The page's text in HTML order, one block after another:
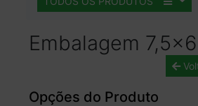
Embalagem
Opções do Produto